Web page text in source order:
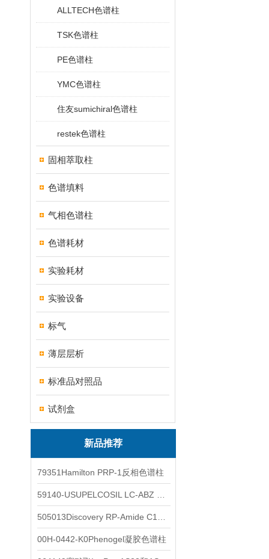
ALLTECH色谱柱
TSK色谱柱
PE色谱柱
YMC色谱柱
住友sumichiral色谱柱
restek色谱柱
固相萃取柱
色谱填料
气相色谱柱
色谱耗材
实验耗材
实验设备
标气
薄层层析
标准品对照品
试剂盒
新品推荐
79351Hamilton PRP-1反相色谱柱
00H-0442-K0Phenogel凝胶色谱柱